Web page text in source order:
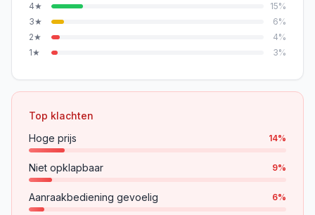
4★ 15%
3★ 6%
2★ 4%
1★ 3%
Top klachten
Hoge prijs
14%
Niet opklapbaar 9%
Aanraakbediening gevoelig 6%